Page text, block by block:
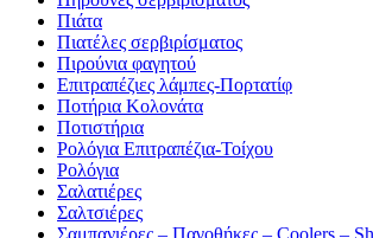
Πιάτα
Πιατέλες σερβιρίσματος
Πιρούνια φαγητού
Επιτραπέζιες λάμπες-Πορτατίφ
Ποτήρια Κολονάτα
Ποτιστήρια
Ρολόγια Επιτραπέζια-Τοίχου
Ρολόγια
Σαλατιέρες
Σαλτσιέρες
Σαμπανιέρες – Παγοθήκες – Coolers –